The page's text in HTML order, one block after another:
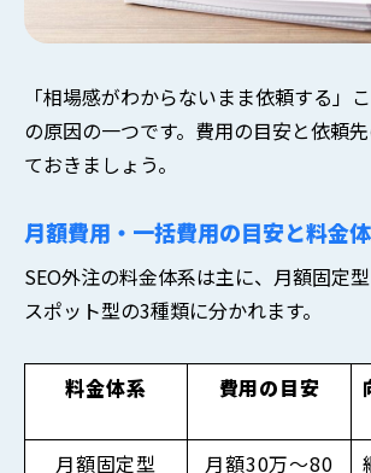
「相場感がわからないまま依頼する」
の原因の一つです。費用の目安と依頼
ておきましょう。
月額費用・一括費用の目安と料金
SEO外注の料金体系は主に、月額固定
スポット型の3種類に分かれます。
料金体系 費用の目安
月額固定型
月額30万〜80